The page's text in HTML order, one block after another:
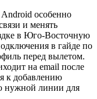
особенно
и менять
в Юго-Восточную
в гайде по
перед вылетом.
на email после
к добавлению
нужной линии для